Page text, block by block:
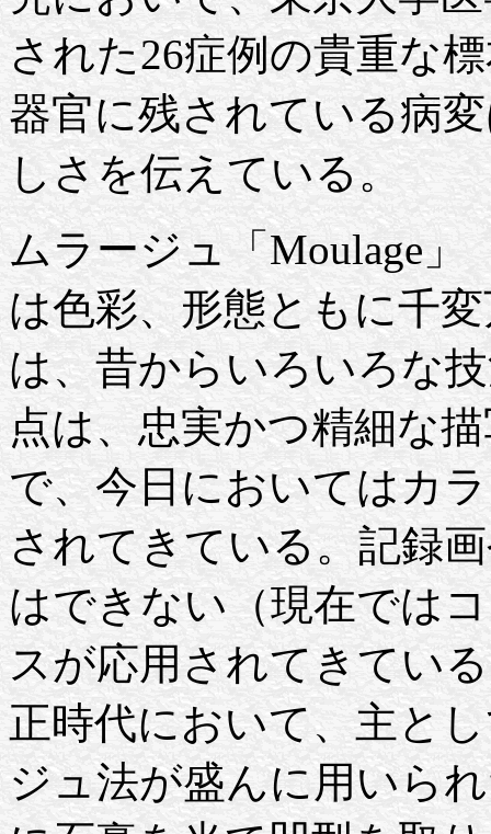
された26症例の貴重な
器官に残されている病
しさを伝えている。
ムラージュ「Moulage
は色彩、形態ともに千
は、昔からいろいろな
点は、忠実かつ精細な
で、今日においてはカ
されてきている。記録
はできない（現在では
スが応用されてきてい
正時代において、主と
ジュ法が盛んに用いら